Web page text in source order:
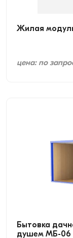
Жилая
цена: по
Бытовка
душем МБ-06